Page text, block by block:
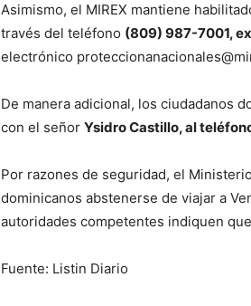
Asimismo, el MIREX mantiene
través del teléfono (809) 987-7001,
electrónico
De manera adicional, los ciudadanos
con el señor Ysidro Castillo, al
Por razones de seguridad, el
dominicanos abstenerse de viajar a
autoridades competentes indiquen
Fuente: Listin Diario